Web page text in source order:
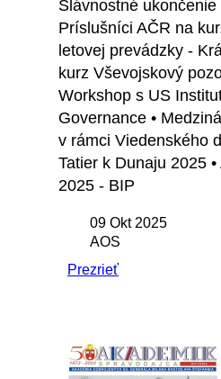
Slávnostné
Príslušníci AČR na
letovej prevádzky -
kurz Vševojskový
Workshop s US
Governance •
v rámci Viedenského
Tatier k Dunaju 2025
2025 - BIP
09 Okt 2025
AOS
Prezrieť